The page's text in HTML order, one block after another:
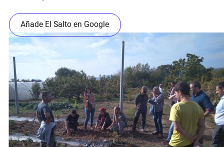
Añade El Salto en Google